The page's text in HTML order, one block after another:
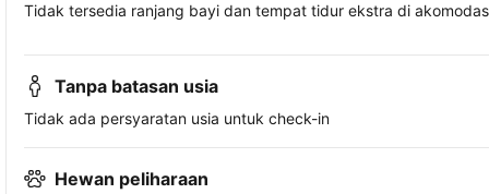
Tidak tersedia ranjang bayi dan tempat tidur ekstra di
Tanpa batasan usia
Tidak ada persyaratan usia untuk check-in
Hewan peliharaan